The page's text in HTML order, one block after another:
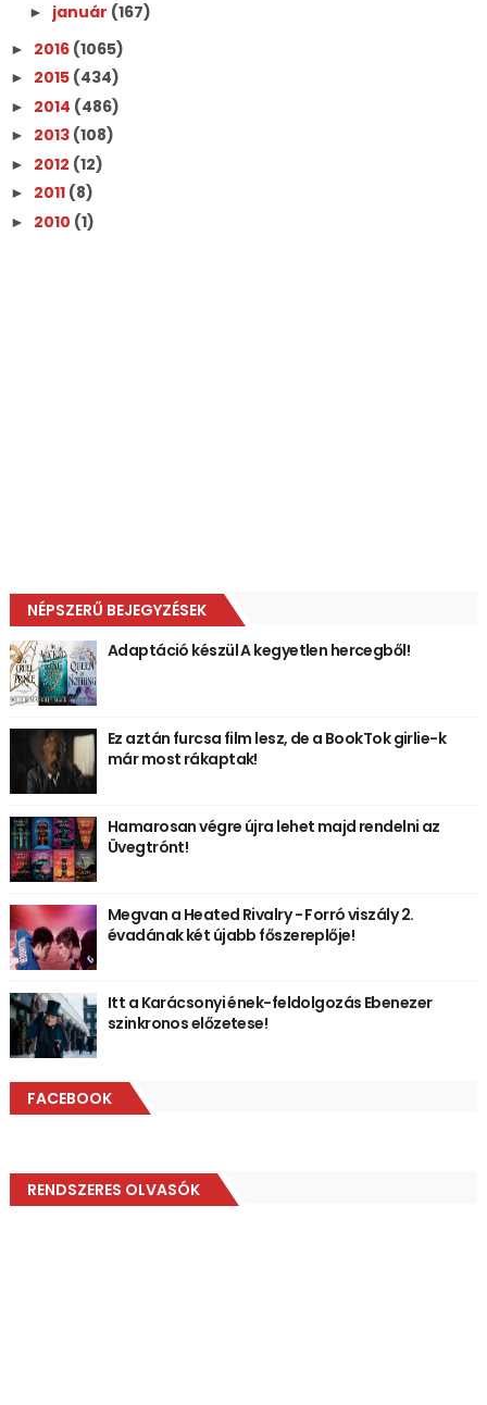
► január (167)
► 2016 (1065)
► 2015 (434)
► 2014 (486)
► 2013 (108)
► 2012 (12)
► 2011 (8)
► 2010 (1)
NÉPSZERŰ BEJEGYZÉSEK
Adaptáció készül A kegyetlen hercegből!
Ez aztán furcsa film lesz, de a BookTok girlie-k
már most rákaptak!
Hamarosan végre újra lehet majd rendelni az
Üvegtrónt!
Megvan a Heated Rivalry - Forró viszály 2.
évadának két újabb főszereplője!
Itt a Karácsonyi ének-feldolgozás Ebenezer
szinkronos előzetese!
FACEBOOK
RENDSZERES OLVASÓK